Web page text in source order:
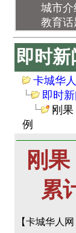
城市介
教育话
即时新
卡城华
即时新
刚
例
刚
累
【卡城华人